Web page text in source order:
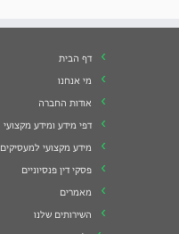
דף הבית
מי אנחנו
אודות החברה
דפי מידע ומידע מקצועי
מידע מקצועי למעסיקים
פסקי דין פנסיוניים
מאמרים
השירותים שלנו